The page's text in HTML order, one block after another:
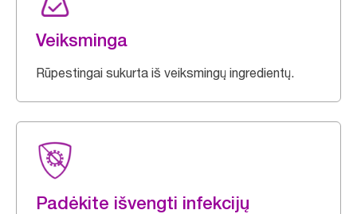
Veiksminga
Rūpestingai sukurta iš veiksmingų ingredientų.
Padėkite išvengti infekcijų